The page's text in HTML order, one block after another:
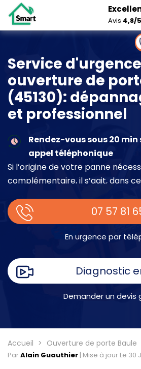
Avis 4,8/5
Service
ouverture de
(45130):
et professionnel
Rendez-vous sous 20
appel téléphonique
Si l’origine de votre panne
complémentaire, il s’agit, dans ce
place.
07 57 81
En urgence par
Diagnostic
Demander un devis
Accueil Ouverture de porte Baule
ParAlain Guauthier | Mise à jour Le 30